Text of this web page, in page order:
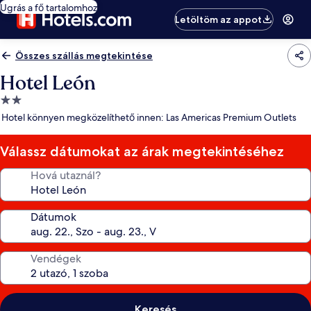
Ugrás a fő tartalomhoz
Letöltöm az appot
Összes szállás megtekintése
Hotel León
2.0
csillagos
Hotel könnyen megközelíthető innen: Las Americas Premium Outlets
Válassz dátumokat az árak megtekintéséhez
Hová utaznál?
Dátumok
Vendégek